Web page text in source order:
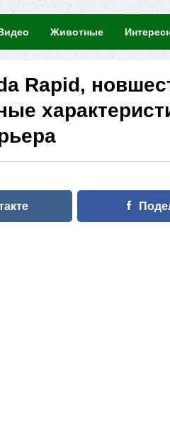
Животные
Rapid,